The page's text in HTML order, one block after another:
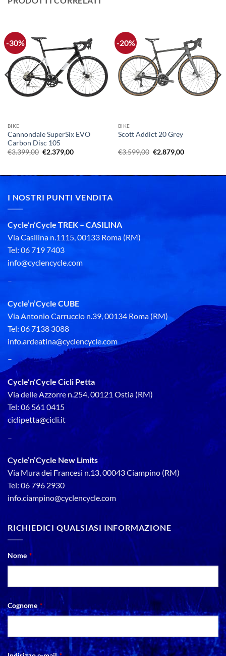
-30%
BIKE
Cannondale SuperSix EVO
Carbon Disc 105
€3.399,00 Il
€3.399,00.
€2.379,00Il
€2.379,00.
-20%
BIKE
Scott Addict 20 Grey
€3.599,00 Il
€3.599,00.
€2.879,00Il
€2.879,00.
I NOSTRI PUNTI VENDITA
Cycle’n’Cycle TREK – CASILINA
Via Casilina n.1115, 00133 Roma (RM)
Tel: 06 719 7403
info@cyclencycle.com
–
Cycle’n’Cycle CUBE
Via Antonio Carruccio n.39, 00134 Roma (RM)
Tel: 06 7138 3088
info.ardeatina@cyclencycle.com
–
Cycle’n’Cycle Cicli Petta
Via delle Azzorre n.254, 00121 Ostia (RM)
Tel: 06 561 0415
ciclipetta@cicli.it
–
Cycle’n’Cycle New Limits
Via Mura dei Francesi n.13, 00043 Ciampino (RM)
Tel: 06 796 2930
info.ciampino@cyclencycle.com
RICHIEDICI QUALSIASI INFORMAZIONE
Nome *
Cognome *